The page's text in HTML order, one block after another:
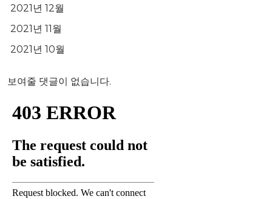
2021년 12월
2021년 11월
2021년 10월
보여줄 댓글이 없습니다.